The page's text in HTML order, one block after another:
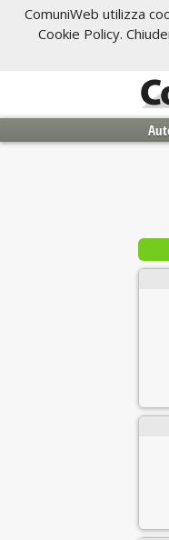
ComuniWeb utilizza
Cookie Policy.